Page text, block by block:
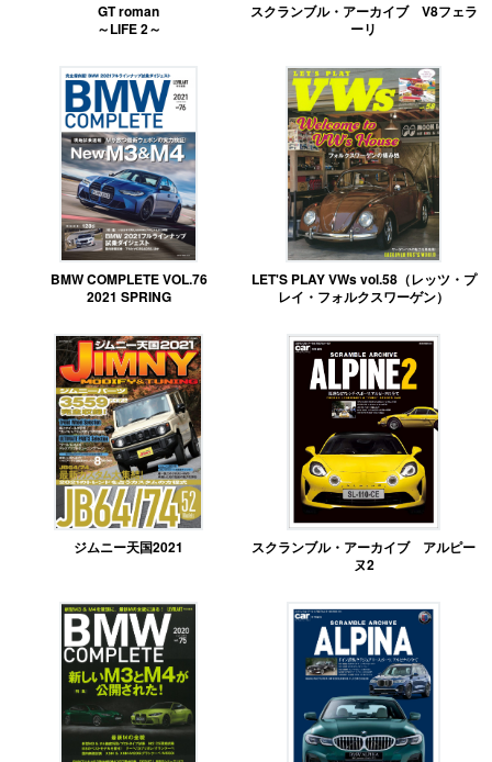
GT roman
～LIFE 2～
スクランブル・アーカイブ V8フェラ
ーリ
BMW COMPLETE VOL.76
2021 SPRING
LET'S PLAY VWs vol.58（レッツ・プ
レイ・フォルクスワーゲン）
ジムニー天国2021
スクランブル・アーカイブ アルピー
ヌ2